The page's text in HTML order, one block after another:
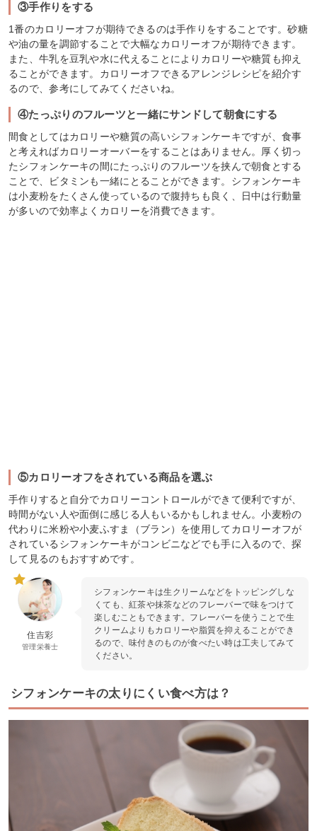
③手作りをする
1番のカロリーオフが期待できるのは手作りをすることです。砂糖
や油の量を調節することで大幅なカロリーオフが期待できます。
また、牛乳を豆乳や水に代えることによりカロリーや糖質も抑え
ることができます。カロリーオフできるアレンジレシピを紹介す
るので、参考にしてみてくださいね。
④たっぷりのフルーツと一緒にサンドして朝食にする
間食としてはカロリーや糖質の高いシフォンケーキですが、食事
と考えればカロリーオーバーをすることはありません。厚く切っ
たシフォンケーキの間にたっぷりのフルーツを挟んで朝食とする
ことで、ビタミンも一緒にとることができます。シフォンケーキ
は小麦粉をたくさん使っているので腹持ちも良く、日中は行動量
が多いので効率よくカロリーを消費できます。
⑤カロリーオフをされている商品を選ぶ
手作りすると自分でカロリーコントロールができて便利ですが、
時間がない人や面倒に感じる人もいるかもしれません。小麦粉の
代わりに米粉や小麦ふすま（ブラン）を使用してカロリーオフが
されているシフォンケーキがコンビニなどでも手に入るので、探
して見るのもおすすめです。
住吉彩
管理栄養士
シフォンケーキは生クリームなどをトッピングしな
くても、紅茶や抹茶などのフレーバーで味をつけて
楽しむこともできます。フレーバーを使うことで生
クリームよりもカロリーや脂質を抑えることができ
るので、味付きのものが食べたい時は工夫してみて
ください。
シフォンケーキの太りにくい食べ方は？